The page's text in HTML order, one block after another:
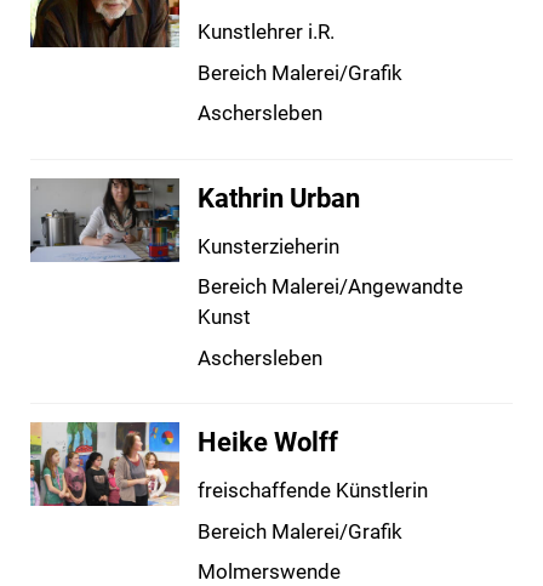
Kunstlehrer i.R.
Bereich Malerei/Grafik
Aschersleben
Kathrin Urban
Kunsterzieherin
Bereich Malerei/Angewandte
Kunst
Aschersleben
Heike Wolff
freischaffende Künstlerin
Bereich Malerei/Grafik
Molmerswende